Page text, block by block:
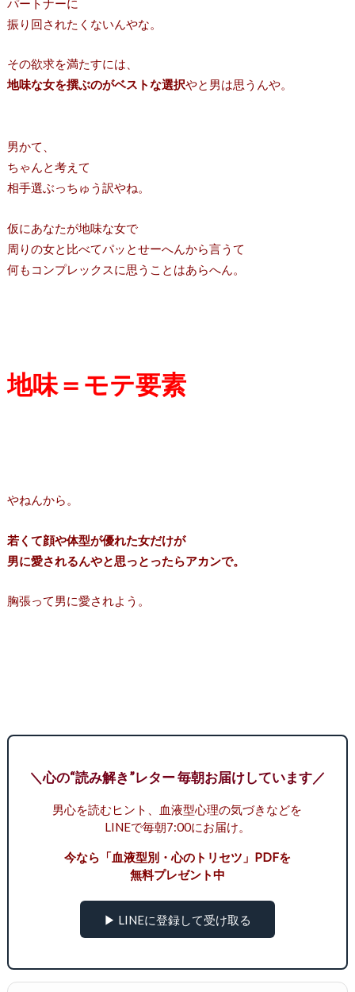
パートナーに
振り回されたくないんやな。
その欲求を満たすには、
地味な女を撰ぶのがベストな選択やと男は思うんや。
男かて、
ちゃんと考えて
相手選ぶっちゅう訳やね。
仮にあなたが地味な女で
周りの女と比べてパッとせーへんから言うて
何もコンプレックスに思うことはあらへん。
地味＝モテ要素
やねんから。
若くて顔や体型が優れた女だけが
男に愛されるんやと思っとったらアカンで。
胸張って男に愛されよう。
＼心の“読み解き”レター 毎朝お届けしています／
男心を読むヒント、血液型心理の気づきなどを
LINEで毎朝7:00にお届け。
今なら「血液型別・心のトリセツ」PDFを
無料プレゼント中
▶ LINEに登録して受け取る